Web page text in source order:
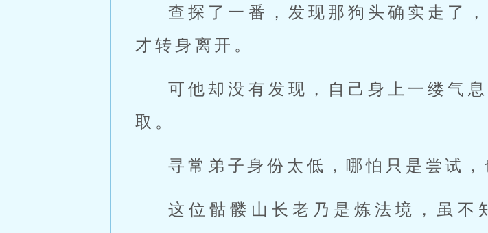
查探了一番，发现那狗头确实走了
才转身离开。
可他却没有发现，自己身上一缕气
取。
寻常弟子身份太低，哪怕只是尝试，
这位骷髅山长老乃是炼法境，虽不